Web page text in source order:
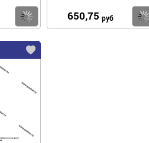
Купить650,75 руб